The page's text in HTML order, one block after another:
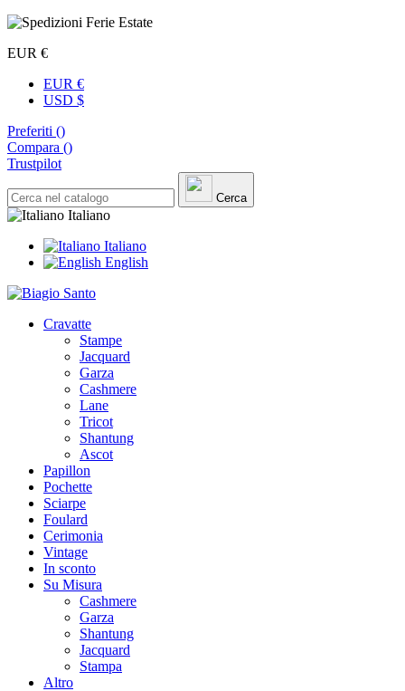
EUR €
EUR €
USD $
Preferiti ()
Compara ()
Trustpilot
Cerca
Italiano
Italiano
English
Cravatte
Stampe
Jacquard
Garza
Cashmere
Lane
Tricot
Shantung
Ascot
Papillon
Pochette
Sciarpe
Foulard
Cerimonia
Vintage
In sconto
Su Misura
Cashmere
Garza
Shantung
Jacquard
Stampa
Altro